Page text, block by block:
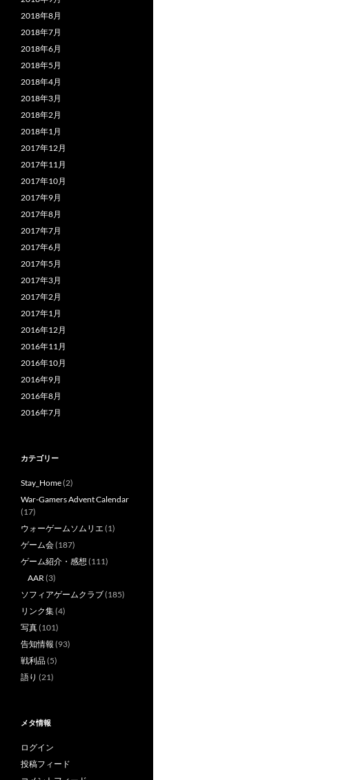
2018年8月
2018年7月
2018年6月
2018年5月
2018年4月
2018年3月
2018年2月
2018年1月
2017年12月
2017年11月
2017年10月
2017年9月
2017年8月
2017年7月
2017年6月
2017年5月
2017年3月
2017年2月
2017年1月
2016年12月
2016年11月
2016年10月
2016年9月
2016年8月
2016年7月
カテゴリー
Stay_Home(2)
War-Gamers Advent Calendar
(17)
ウォーゲームソムリエ(1)
ゲーム会(187)
ゲーム紹介・感想 (111)
AAR(3)
ソフィアゲームクラブ(185)
リンク集(4)
写真(101)
告知情報 (93)
戦利品(5)
語り (21)
メタ情報
ログイン
投稿フィード